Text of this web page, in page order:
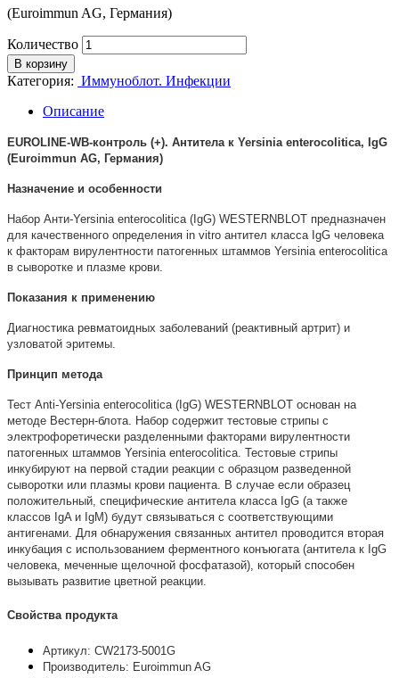
(Euroimmun AG, Германия)
Количество
В корзину
Категория: Иммуноблот. Инфекции
Описание
EUROLINE-WB-контроль (+). Антитела к Yersinia enterocolitica, IgG
(Euroimmun AG, Германия)
Назначение и особенности
Набор Анти-Yersinia enterocolitica (IgG) WESTERNBLOT предназначен
для качественного определения in vitro антител класса IgG человека
к факторам вирулентности патогенных штаммов Yersinia enterocolitica
в сыворотке и плазме крови.
Показания к применению
Диагностика ревматоидных заболеваний (реактивный артрит) и
узловатой эритемы.
Принцип метода
Тест Anti-Yersinia enterocolitica (IgG) WESTERNBLOT основан на
методе Вестерн-блота. Набор содержит тестовые стрипы с
электрофоретически разделенными факторами вирулентности
патогенных штаммов Yersinia enterocolitica. Тестовые стрипы
инкубируют на первой стадии реакции с образцом разведенной
сыворотки или плазмы крови пациента. В случае если образец
положительный, специфические антитела класса IgG (а также
классов IgA и IgM) будут связываться с соответствующими
антигенами. Для обнаружения связанных антител проводится вторая
инкубация с использованием ферментного конъюгата (антитела к IgG
человека, меченные щелочной фосфатазой), который способен
вызывать развитие цветной реакции.
Свойства продукта
Артикул: CW2173-5001G
Производитель: Euroimmun AG